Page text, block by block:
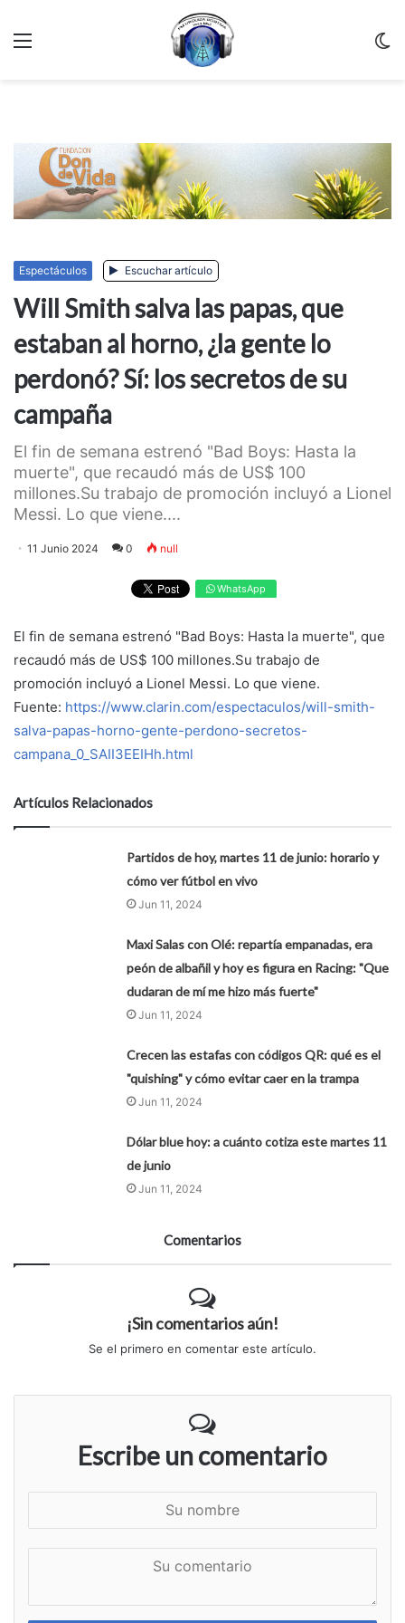
Espectáculos Escuchar artículo
Will Smith salva las papas, que
estaban al horno, ¿la gente lo
perdonó? Sí: los secretos de su
campaña
El fin de semana estrenó "Bad Boys: Hasta la
muerte", que recaudó más de US$ 100
millones.Su trabajo de promoción incluyó a Lionel
Messi. Lo que viene....
11 Junio 2024 0 null
WhatsApp
El fin de semana estrenó "Bad Boys: Hasta la muerte", que
recaudó más de US$ 100 millones.Su trabajo de
promoción incluyó a Lionel Messi. Lo que viene.
Fuente: https://www.clarin.com/espectaculos/will-smith-
salva-papas-horno-gente-perdono-secretos-
campana_0_SAII3EEIHh.html
Artículos Relacionados
Partidos de hoy, martes 11 de junio: horario y
cómo ver fútbol en vivo
Jun 11, 2024
Maxi Salas con Olé: repartía empanadas, era
peón de albañil y hoy es figura en Racing: "Que
dudaran de mí me hizo más fuerte"
Jun 11, 2024
Crecen las estafas con códigos QR: qué es el
"quishing" y cómo evitar caer en la trampa
Jun 11, 2024
Dólar blue hoy: a cuánto cotiza este martes 11
de junio
Jun 11, 2024
Comentarios
¡Sin comentarios aún!
Se el primero en comentar este artículo.
Escribe un comentario